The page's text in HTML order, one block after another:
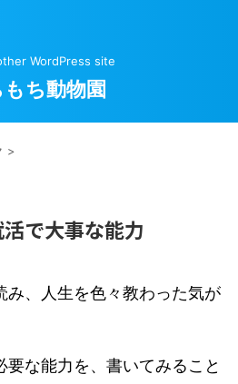
WordPress site
もち動物園
>
で大事な能力
み、人生を色々教わった気が
な能力を、書いてみること